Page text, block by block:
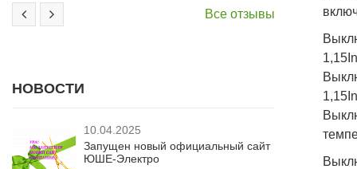
Все отзывы
НОВОСТИ
10.04.2025
Запущен новый официальный сайт
ЮШЕ-Электро